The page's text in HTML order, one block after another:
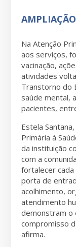
Na Atenção
aos serviços,
vacinação,
atividades
Transtorno do
saúde mental,
pacientes,
Estela
Primária à
da instituição
com a
fortalecer cada
porta de
acolhimento,
atendimento
demonstram o
compromisso
afirma.